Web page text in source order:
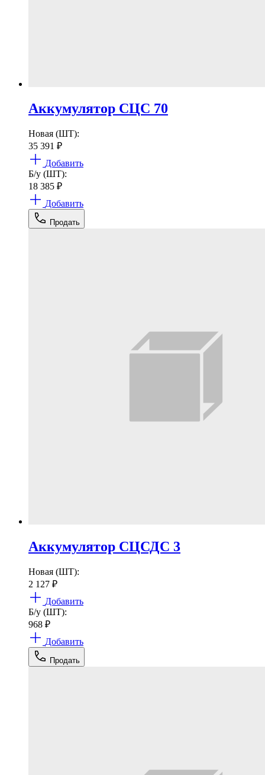
Аккумулятор СЦС 70
Новая (ШТ):
35 391 ₽
Добавить
Б/у (ШТ):
18 385 ₽
Добавить
Продать
Аккумулятор СЦСДС 3
Новая (ШТ):
2 127 ₽
Добавить
Б/у (ШТ):
968 ₽
Добавить
Продать